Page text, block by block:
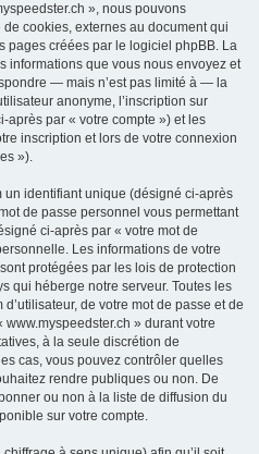
», nous pouvons
cookies, externes au document qui
pages créées par le logiciel phpBB. La
informations que vous nous envoyez et
— mais n’est pas limité à — la
anonyme, l’inscription sur
après par « votre compte ») et les
inscription et lors de votre connexion
»).
un identifiant unique (désigné ci-après
de passe personnel vous permettant
ci-après par « votre mot de
Les informations de votre
protégées par les lois de protection
qui héberge notre serveur. Toutes les
de votre mot de passe et de
» durant votre
à la seule discrétion de
cas, vous pouvez contrôler quelles
rendre publiques ou non. De
ou non à la liste de diffusion du
sur votre compte.